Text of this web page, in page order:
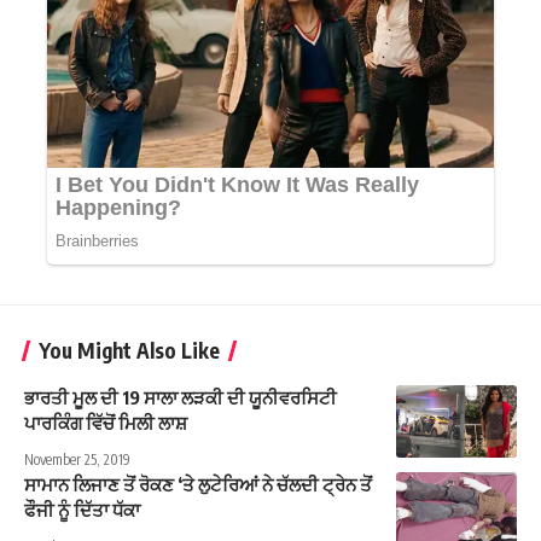
You Might Also Like
ਭਾਰਤੀ ਮੂਲ ਦੀ 19 ਸਾਲਾ ਲੜਕੀ ਦੀ ਯੂਨੀਵਰਸਿਟੀ
ਪਾਰਕਿੰਗ ਵਿੱਚੋਂ ਮਿਲੀ ਲਾਸ਼
November 25, 2019
ਸਾਮਾਨ ਲਿਜਾਣ ਤੋਂ ਰੋਕਣ ‘ਤੇ ਲੁਟੇਰਿਆਂ ਨੇ ਚੱਲਦੀ ਟ੍ਰੇਨ ਤੋਂ
ਫੌਜੀ ਨੂੰ ਦਿੱਤਾ ਧੱਕਾ